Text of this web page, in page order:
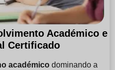
Académico e
Certificado
académico dominando a